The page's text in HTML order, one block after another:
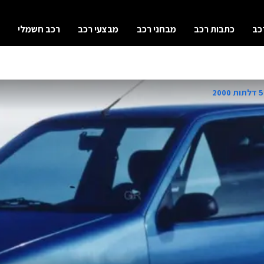
כתבות רכב מבחני רכב מבצעי רכב רכב חשמלי